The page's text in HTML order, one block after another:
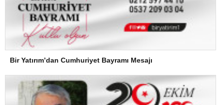
Bir Yatırım’dan Cumhuriyet Bayramı Mesajı